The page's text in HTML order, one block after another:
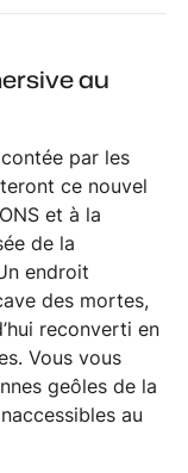
au
par les
ce nouvel
et à la
de la
endroit
des mortes,
reconverti en
Vous vous
geôles de la
au